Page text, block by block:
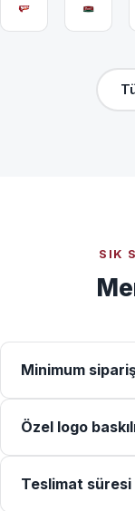
SIK
Minimum
Özel logo
Teslimat süresi